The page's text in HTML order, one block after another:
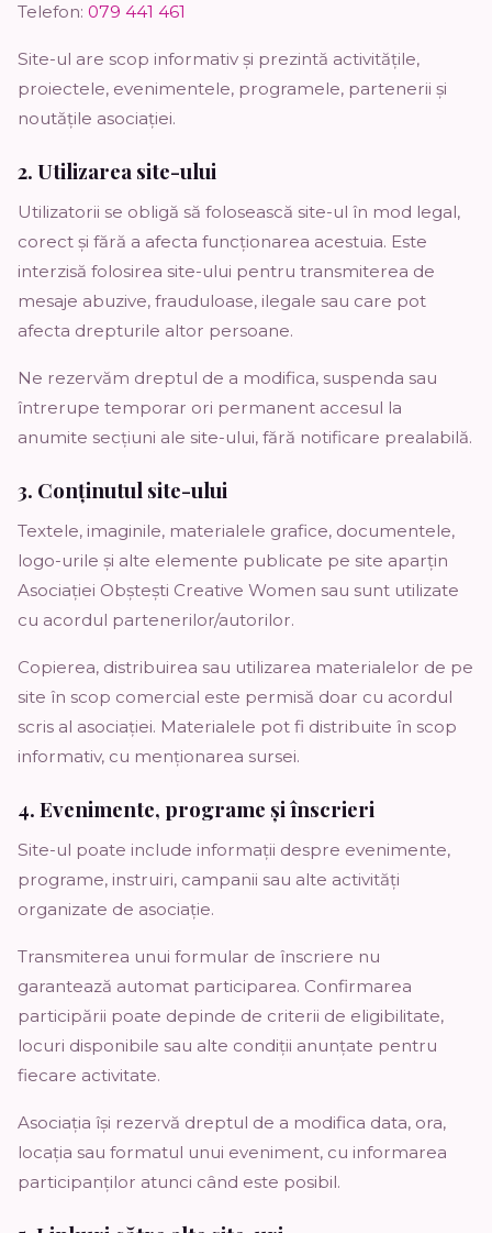
Telefon: 079 441 461
Site-ul are scop informativ și prezintă activitățile,
proiectele, evenimentele, programele, partenerii și
noutățile asociației.
2. Utilizarea site-ului
Utilizatorii se obligă să folosească site-ul în mod legal,
corect și fără a afecta funcționarea acestuia. Este
interzisă folosirea site-ului pentru transmiterea de
mesaje abuzive, frauduloase, ilegale sau care pot
afecta drepturile altor persoane.
Ne rezervăm dreptul de a modifica, suspenda sau
întrerupe temporar ori permanent accesul la
anumite secțiuni ale site-ului, fără notificare prealabilă.
3. Conținutul site-ului
Textele, imaginile, materialele grafice, documentele,
logo-urile și alte elemente publicate pe site aparțin
Asociației Obștești Creative Women sau sunt utilizate
cu acordul partenerilor/autorilor.
Copierea, distribuirea sau utilizarea materialelor de pe
site în scop comercial este permisă doar cu acordul
scris al asociației. Materialele pot fi distribuite în scop
informativ, cu menționarea sursei.
4. Evenimente, programe și înscrieri
Site-ul poate include informații despre evenimente,
programe, instruiri, campanii sau alte activități
organizate de asociație.
Transmiterea unui formular de înscriere nu
garantează automat participarea. Confirmarea
participării poate depinde de criterii de eligibilitate,
locuri disponibile sau alte condiții anunțate pentru
fiecare activitate.
Asociația își rezervă dreptul de a modifica data, ora,
locația sau formatul unui eveniment, cu informarea
participanților atunci când este posibil.